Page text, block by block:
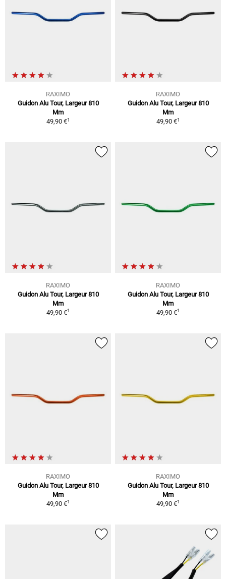
RAXIMO
Guidon Alu Tour, Largeur 810
Mm
49,90 €1
RAXIMO
Guidon Alu Tour, Largeur 810
Mm
49,90 €1
RAXIMO
Guidon Alu Tour, Largeur 810
Mm
49,90 €1
RAXIMO
Guidon Alu Tour, Largeur 810
Mm
49,90 €1
RAXIMO
Guidon Alu Tour, Largeur 810
Mm
49,90 €1
RAXIMO
Guidon Alu Tour, Largeur 810
Mm
49,90 €1